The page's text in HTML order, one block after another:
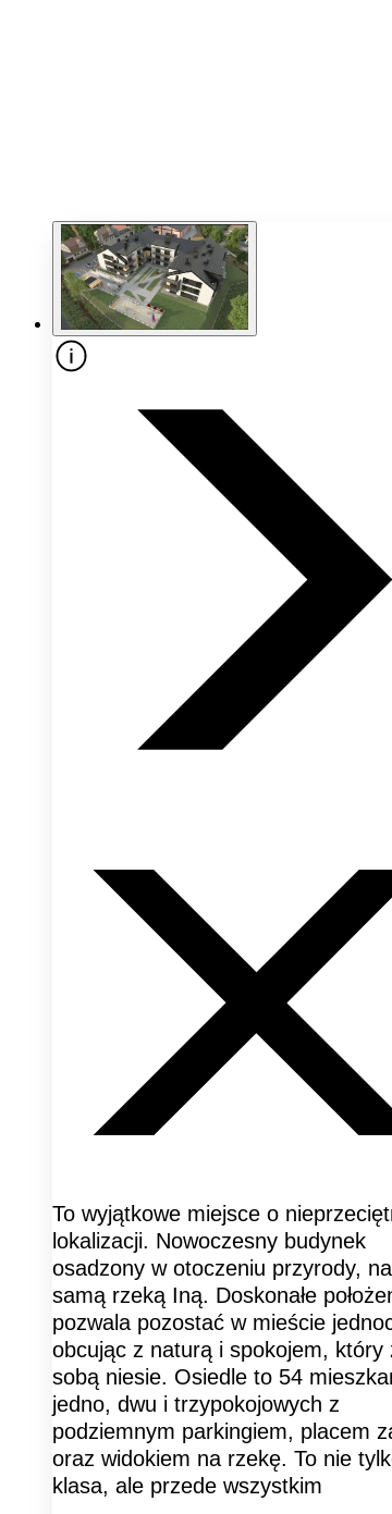
To wyjątkowe miejsce o
lokalizacji. Nowoczesny budynek
osadzony w otoczeniu przyrody,
samą rzeką Iną. Doskonałe
pozwala pozostać w mieście
obcując z naturą i spokojem, który
sobą niesie. Osiedle to 54
jedno, dwu i trzypokojowych z
podziemnym parkingiem, placem
oraz widokiem na rzekę. To nie
klasa, ale przede wszystkim